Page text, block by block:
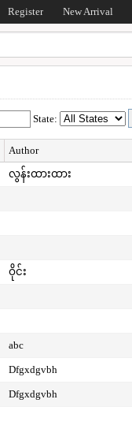
Register New Arrival
State:
Author
လွန်းထားထား
ဝိုင်း
abc
Dfgxdgvbh
Dfgxdgvbh